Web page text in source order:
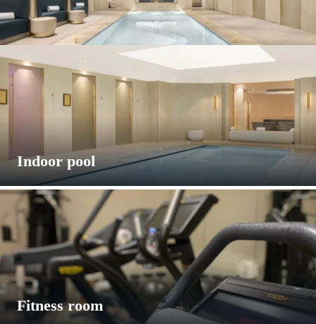
СПА ВНУТРЕННИЙ БАССЕЙН
ДУШ ВИШИ
СЕНСОРНЫЙ ДУШ
ДЕТИ
Indoor pool
Recharge your batteries at our indoor pool, flooded with a
skylight, for an enchanted break in a peaceful and intimate
setting.
Open from 10 am to 8 pm for outside guests by
reservation
Open from 8 am to 10 pm for hotel guests
Fitness room